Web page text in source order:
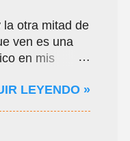
la otra mitad de
ven es una
en mis
Con
LEYENDO »